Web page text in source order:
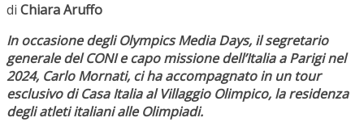
di Chiara Aruffo
In occasione degli Olympics Media Days, il segretario
generale del CONI e capo missione dell’Italia a Parigi nel
2024, Carlo Mornati, ci ha accompagnato in un tour
esclusivo di Casa Italia al Villaggio Olimpico, la residenza
degli atleti italiani alle Olimpiadi.